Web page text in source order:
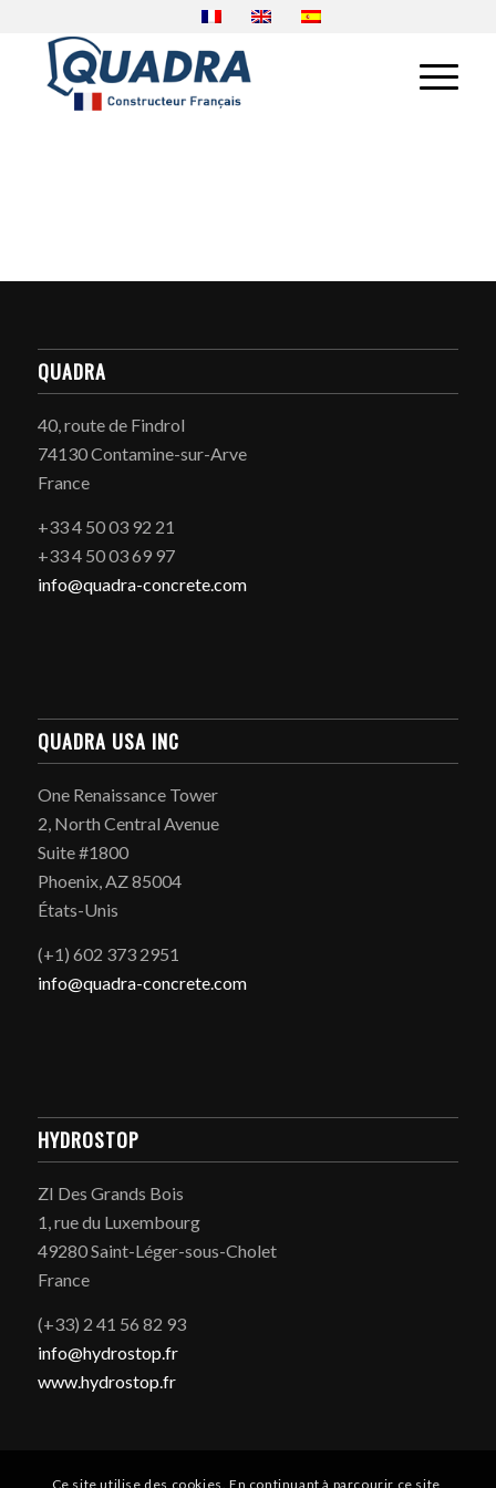
QUADRA
40, route de Findrol
74130 Contamine-sur-Arve
France
+33 4 50 03 92 21
+33 4 50 03 69 97
info@quadra-concrete.com
QUADRA USA INC
One Renaissance Tower
2, North Central Avenue
Suite #1800
Phoenix, AZ 85004
États-Unis
(+1) 602 373 2951
info@quadra-concrete.com
HYDROSTOP
ZI Des Grands Bois
1, rue du Luxembourg
49280 Saint-Léger-sous-Cholet
France
(+33) 2 41 56 82 93
info@hydrostop.fr
www.hydrostop.fr
Ce site utilise des cookies. En continuant à parcourir ce site,